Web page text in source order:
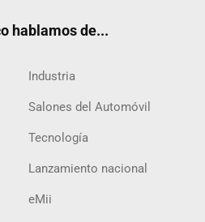
hablamos de...
Industria
Salones del Automóvil
Tecnología
Lanzamiento nacional
eMii